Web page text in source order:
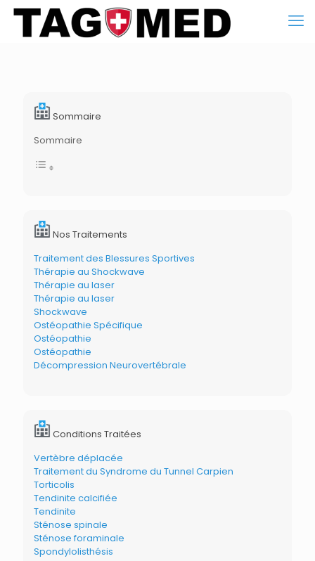
Sommaire
Sommaire
Nos Traitements
Traitement des Blessures Sportives
Thérapie au Shockwave
Thérapie au laser
Thérapie au laser
Shockwave
Ostéopathie Spécifique
Ostéopathie
Ostéopathie
Décompression Neurovertébrale
Conditions Traitées
Vertèbre déplacée
Traitement du Syndrome du Tunnel Carpien
Torticolis
Tendinite calcifiée
Tendinite
Sténose spinale
Sténose foraminale
Spondylolisthésis